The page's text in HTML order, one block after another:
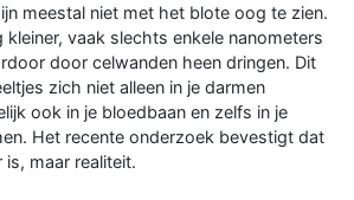
meestal niet met het blote oog te zien.
vaak slechts enkele nanometers
door celwanden heen dringen. Dit
zich niet alleen in je darmen
ook in je bloedbaan en zelfs in je
Het recente onderzoek bevestigt dat
maar realiteit.